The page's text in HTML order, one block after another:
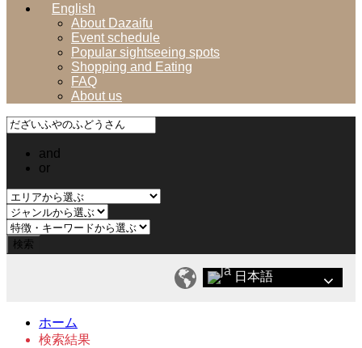
English
About Dazaifu
Event schedule
Popular sightseeing spots
Shopping and Eating
FAQ
About us
and
or
日本語
ホーム
検索結果